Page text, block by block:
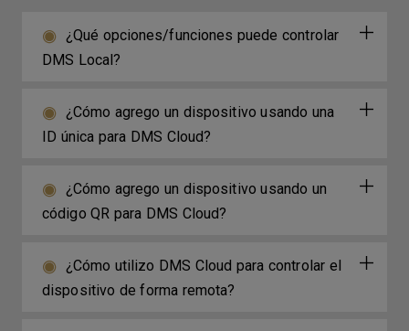
¿Qué opciones/funciones puede controlar
DMS Local?
¿Cómo agrego un dispositivo usando una
ID única para DMS Cloud?
¿Cómo agrego un dispositivo usando un
código QR para DMS Cloud?
¿Cómo utilizo DMS Cloud para controlar el
dispositivo de forma remota?